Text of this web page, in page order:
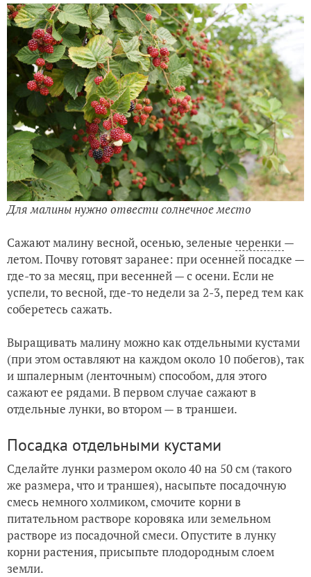
Для малины нужно отвести солнечное место
Сажают малину весной, осенью, зеленые черенки —
летом. Почву готовят заранее: при осенней посадке —
где-то за месяц, при весенней — с осени. Если не
успели, то весной, где-то недели за 2-3, перед тем как
соберетесь сажать.
Выращивать малину можно как отдельными кустами
(при этом оставляют на каждом около 10 побегов), так
и шпалерным (ленточным) способом, для этого
сажают ее рядами. В первом случае сажают в
отдельные лунки, во втором — в траншеи.
Посадка отдельными кустами
Сделайте лунки размером около 40 на 50 см (такого
же размера, что и траншея), насыпьте посадочную
смесь немного холмиком, смочите корни в
питательном растворе коровяка или земельном
растворе из посадочной смеси. Опустите в лунку
корни растения, присыпьте плодородным слоем
земли.